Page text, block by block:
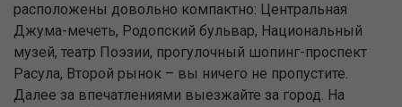
расположены довольно компактно: Центральная
Джума-мечеть, Родопский бульвар, Национальный
музей, театр Поэзии, прогулочный шопинг-проспект
Расула, Второй рынок – вы ничего не пропустите.
Далее за впечатлениями выезжайте за город. На